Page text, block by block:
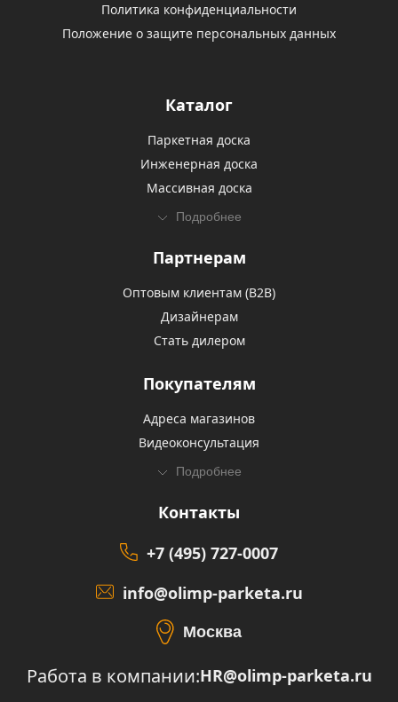
Политика конфиденциальности
Положение о защите персональных данных
Каталог
Паркетная доска
Инженерная доска
Массивная доска
Подробнее
Партнерам
Оптовым клиентам (В2В)
Дизайнерам
Стать дилером
Покупателям
Адреса магазинов
Видеоконсультация
Подробнее
Контакты
+7 (495) 727-0007
info@olimp-parketa.ru
Москва
Работа в компании:HR@olimp-parketa.ru